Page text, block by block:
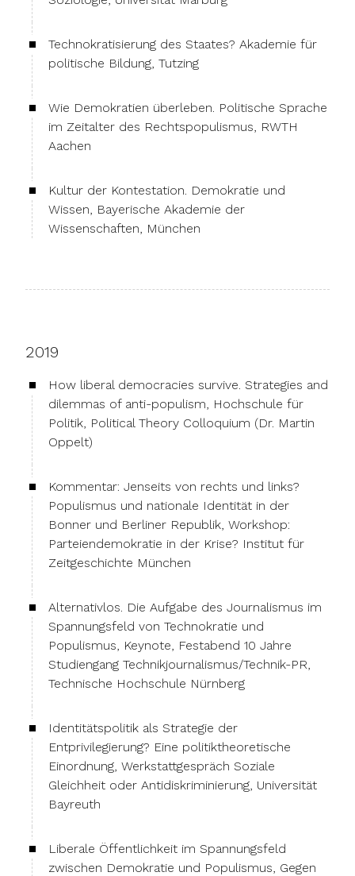
Technokratisierung des Staates? Akademie für
politische Bildung, Tutzing
Wie Demokratien überleben. Politische Sprache
im Zeitalter des Rechtspopulismus, RWTH
Aachen
Kultur der Kontestation. Demokratie und
Wissen, Bayerische Akademie der
Wissenschaften, München
2019
How liberal democracies survive. Strategies and
dilemmas of anti-populism, Hochschule für
Politik, Political Theory Colloquium (Dr. Martin
Oppelt)
Kommentar: Jenseits von rechts und links?
Populismus und nationale Identität in der
Bonner und Berliner Republik, Workshop:
Parteiendemokratie in der Krise? Institut für
Zeitgeschichte München
Alternativlos. Die Aufgabe des Journalismus im
Spannungsfeld von Technokratie und
Populismus, Keynote, Festabend 10 Jahre
Studiengang Technikjournalismus/Technik-PR,
Technische Hochschule Nürnberg
Identitätspolitik als Strategie der
Entprivilegierung? Eine politiktheoretische
Einordnung, Werkstattgespräch Soziale
Gleichheit oder Antidiskriminierung, Universität
Bayreuth
Liberale Öffentlichkeit im Spannungsfeld
zwischen Demokratie und Populismus, Gegen